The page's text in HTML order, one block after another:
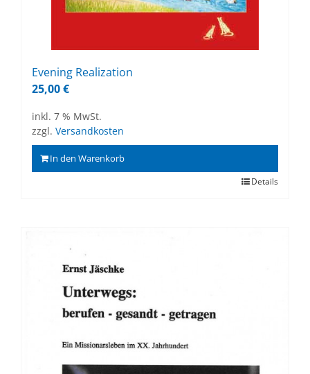
Evening Rea­liza­ti­on
25,00€
inkl. 7 % MwSt.
zzgl. Versandkosten
In den Warenkorb
Details